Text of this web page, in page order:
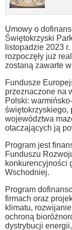
Umowy o
Świętokrzyski
listopadzie 2023
rozpoczęły już
zostaną zawarte
Fundusze
przeznaczone na
Polski:
świętokrzyskiego,
województwa
otaczających ją
Program jest
Funduszu
konkurencyjności
Wschodniej.
Program
firmach oraz
klimatu,
ochroną
dystrybucji